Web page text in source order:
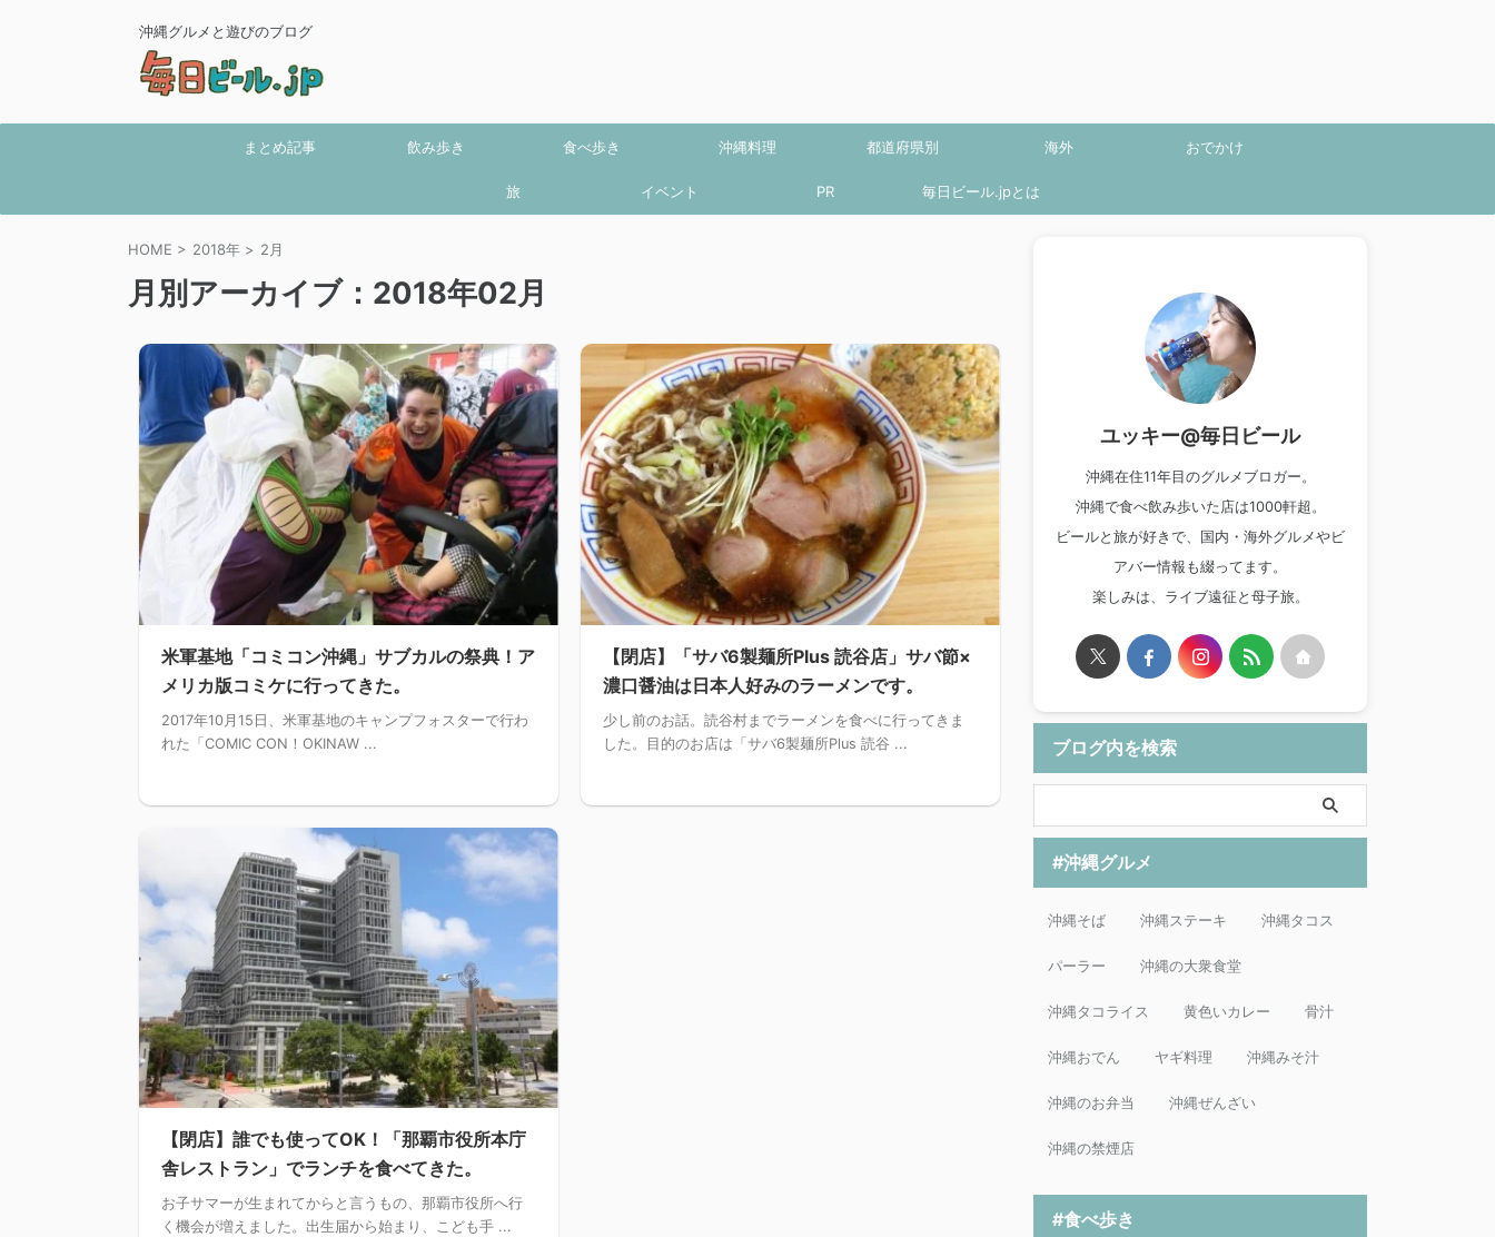
沖縄グルメと遊びのブログ
まとめ記事 飲み歩き 食べ歩き 沖縄料理 都道府県別 海外 おでかけ
旅 イベント PR 毎日ビール.jpとは
HOME > 2018年 > 2月
月別アーカイブ：2018年02月
米軍基地「コミコン沖縄」サブカルの祭典！ア
メリカ版コミケに行ってきた。
2017年10月15日、米軍基地のキャンプフォスターで行わ
れた「COMIC CON！OKINAW ...
【閉店】「サバ6製麺所Plus 読谷店」サバ節×
濃口醤油は日本人好みのラーメンです。
少し前のお話。読谷村までラーメンを食べに行ってきま
した。目的のお店は「サバ6製麺所Plus 読谷 ...
【閉店】誰でも使ってOK！「那覇市役所本庁
舎レストラン」でランチを食べてきた。
お子サマーが生まれてからと言うもの、那覇市役所へ行
く機会が増えました。出生届から始まり、こども手 ...
ユッキー@毎日ビール
沖縄在住11年目のグルメブロガー。
沖縄で食べ飲み歩いた店は1000軒超。
ビールと旅が好きで、国内・海外グルメやビ
アバー情報も綴ってます。
楽しみは、ライブ遠征と母子旅。
ブログ内を検索
#沖縄グルメ
沖縄そば 沖縄ステーキ 沖縄タコス
パーラー 沖縄の大衆食堂
沖縄タコライス 黄色いカレー 骨汁
沖縄おでん ヤギ料理 沖縄みそ汁
沖縄のお弁当 沖縄ぜんざい
沖縄の禁煙店
#食べ歩き